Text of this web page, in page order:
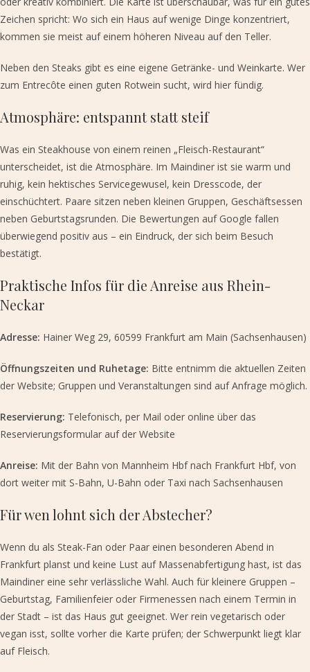
Zeichen spricht: Wo sich ein Haus auf wenige Dinge konzentriert,
kommen sie meist auf einem höheren Niveau auf den Teller.
Neben den Steaks gibt es eine eigene Getränke- und Weinkarte. Wer
zum Entrecôte einen guten Rotwein sucht, wird hier fündig.
Atmosphäre: entspannt statt steif
Was ein Steakhouse von einem reinen „Fleisch-Restaurant“
unterscheidet, ist die Atmosphäre. Im Maindiner ist sie warm und
ruhig, kein hektisches Servicegewusel, kein Dresscode, der
einschüchtert. Paare sitzen neben kleinen Gruppen, Geschäftsessen
neben Geburtstagsrunden. Die Bewertungen auf Google fallen
überwiegend positiv aus – ein Eindruck, der sich beim Besuch
bestätigt.
Praktische Infos für die Anreise aus Rhein-
Neckar
Adresse: Hainer Weg 29, 60599 Frankfurt am Main (Sachsenhausen)
Öffnungszeiten und Ruhetage: Bitte entnimm die aktuellen Zeiten
der Website; Gruppen und Veranstaltungen sind auf Anfrage möglich.
Reservierung: Telefonisch, per Mail oder online über das
Reservierungsformular auf der Website
Anreise: Mit der Bahn von Mannheim Hbf nach Frankfurt Hbf, von
dort weiter mit S-Bahn, U-Bahn oder Taxi nach Sachsenhausen
Für wen lohnt sich der Abstecher?
Wenn du als Steak-Fan oder Paar einen besonderen Abend in
Frankfurt planst und keine Lust auf Massenabfertigung hast, ist das
Maindiner eine sehr verlässliche Wahl. Auch für kleinere Gruppen –
Geburtstag, Familienfeier oder Firmenessen nach einem Termin in
der Stadt – ist das Haus gut geeignet. Wer rein vegetarisch oder
vegan isst, sollte vorher die Karte prüfen; der Schwerpunkt liegt klar
auf Fleisch.